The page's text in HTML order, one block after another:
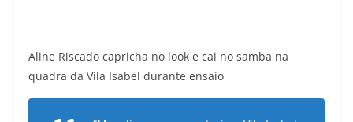
Aline Riscado capricha no look e cai no samba na
quadra da Vila Isabel durante ensaio